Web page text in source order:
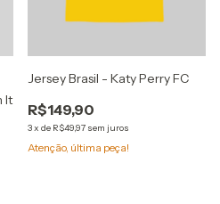
It
Jersey Brasil - Katy Perry FC
R$149,90
3x de R$49,97 sem juros
Atenção, última peça!